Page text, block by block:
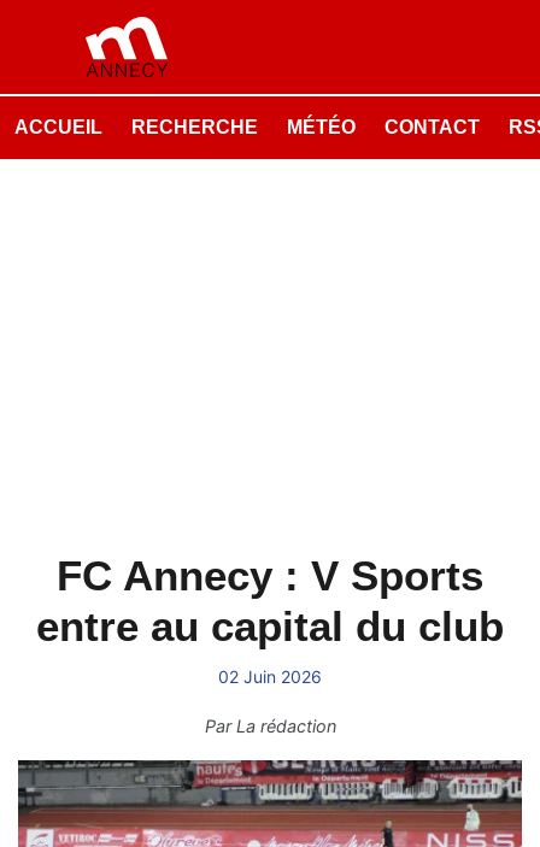
ACCUEIL RECHERCHE MÉTÉO CONTACT
FC Annecy : V Sports
entre au capital du club
02 Juin 2026
ParLa rédaction